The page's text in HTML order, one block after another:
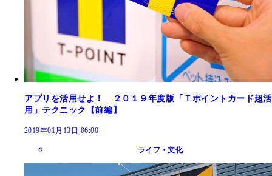
アプリを活用せよ！ ２０１９年度版「Ｔポイントカード超活
用」テクニック【前編】
2019年01月13日 06:00
ライフ・文化